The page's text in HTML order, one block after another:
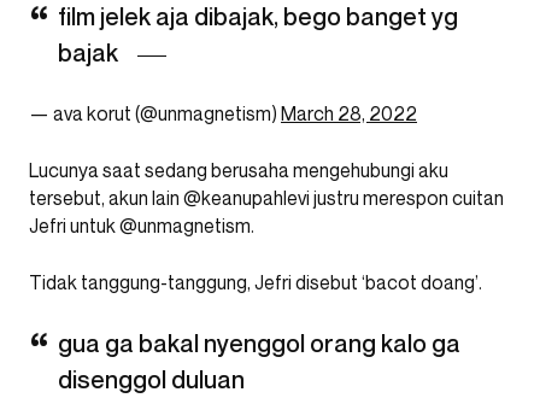
film jelek aja dibajak, bego banget yg
bajak
— ava korut (@unmagnetism) March 28, 2022
Lucunya saat sedang berusaha mengehubungi aku
tersebut, akun lain @keanupahlevi justru merespon cuitan
Jefri untuk @unmagnetism.
Tidak tanggung-tanggung, Jefri disebut ‘bacot doang’.
gua ga bakal nyenggol orang kalo ga
disenggol duluan